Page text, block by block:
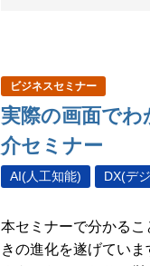
ビジネスセミナー
実際の画面で
介セミナー
AI(人工知能) DX(デ
本セミナーで分かる
きの進化を遂げてい